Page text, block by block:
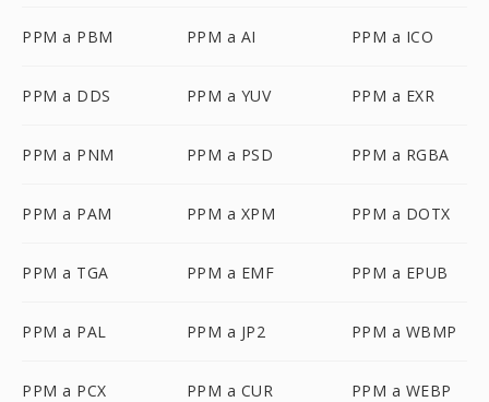
PPM a PBM PPM a AI PPM a ICO
PPM a DDS PPM a YUV PPM a EXR
PPM a PNM PPM a PSD PPM a RGBA
PPM a PAM PPM a XPM PPM a DOTX
PPM a TGA PPM a EMF PPM a EPUB
PPM a PAL PPM a JP2 PPM a WBMP
PPM a PCX PPM a CUR PPM a WEBP